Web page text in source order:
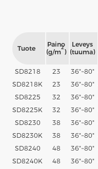
Tuote
Paino
(g/m
2
)
Leveys
(tuuma)
SD8218 23 36"~80"
SD8218K
23 36"~80"
SD8225
32 36"~80"
SD8225K
32 36"~80"
SD8230
38 36"~80"
SD8230K
38 36"~80"
SD8240
48 36"~80"
SD8240K
48 36"~80"